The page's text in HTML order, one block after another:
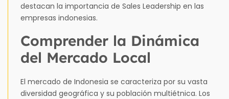
destacan la importancia de Sales Leadership en las
empresas indonesias.
Comprender la Dinámica
del Mercado Local
El mercado de Indonesia se caracteriza por su vasta
diversidad geográfica y su población multiétnica. Los